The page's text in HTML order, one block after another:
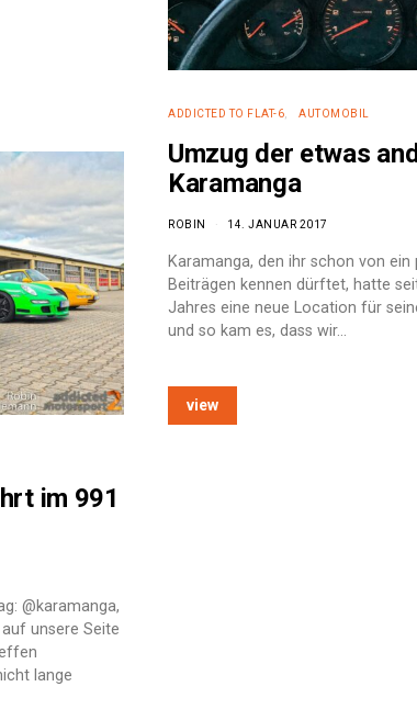
im 991
@karamanga,
unsere Seite
lange
ADDICTED TO FLAT-6 AUTOMOBIL
Umzug der etwas
Karamanga
ROBIN 14. JANUAR 2017
Karamanga, den ihr schon von ein
Beiträgen kennen dürftet, hatte
Jahres eine neue Location für
und so kam es, dass wir…
view